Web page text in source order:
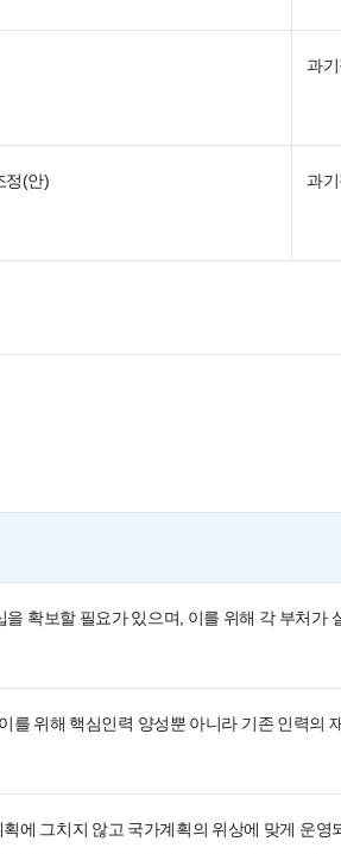
과
정(안) 과
확보할 필요가 있으며, 이를 위해 각 부처가
를 위해 핵심인력 양성뿐 아니라 기존 인력의
에 그치지 않고 국가계획의 위상에 맞게 운영